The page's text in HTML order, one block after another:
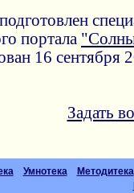
портала
16 сентября
Задать
Умнотека
Методитека